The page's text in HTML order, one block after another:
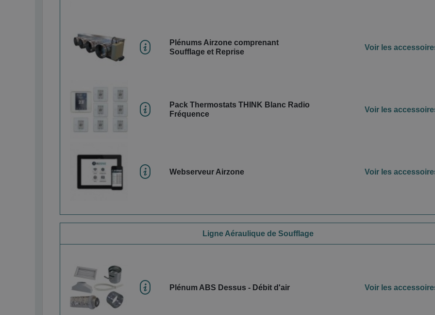
Plénums Airzone comprenant
Soufflage et Reprise
Voir les
Pack Thermostats THINK Blanc Radio
Fréquence
Voir les
Webserveur Airzone Voir les
Ligne Aéraulique de Soufflage
Plénum ABS Dessus - Débit d'air Voir les